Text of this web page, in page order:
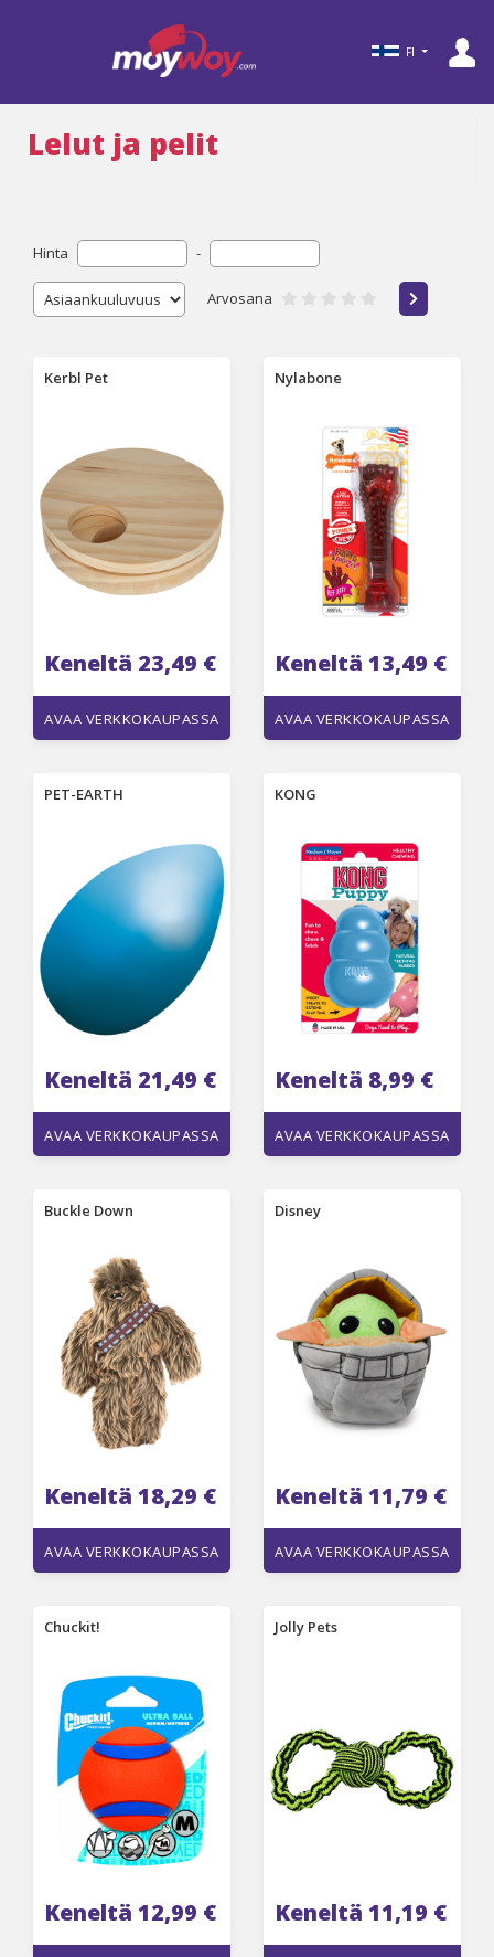
FI
Lelut ja pelit
Hinta -
Arvosana
Kerbl Pet
Keneltä 23,49 €
AVAA VERKKOKAUPASSA
Nylabone
Keneltä 13,49 €
AVAA VERKKOKAUPASSA
PET-EARTH
Keneltä 21,49 €
AVAA VERKKOKAUPASSA
KONG
Keneltä 8,99 €
AVAA VERKKOKAUPASSA
Buckle Down
Keneltä 18,29 €
AVAA VERKKOKAUPASSA
Disney
Keneltä 11,79 €
AVAA VERKKOKAUPASSA
Chuckit!
Keneltä 12,99 €
Jolly Pets
Keneltä 11,19 €